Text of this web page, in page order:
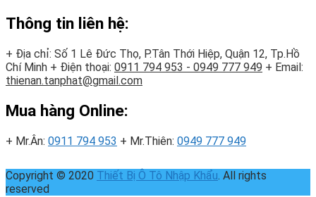
Thông tin liên hệ:
+ Địa chỉ: Số 1 Lê Đức Thọ, P.Tân Thới Hiệp, Quận 12, Tp.Hồ
Chí Minh + Điện thoại: 0911 794 953 - 0949 777 949 + Email:
thienan.tanphat@gmail.com
Mua hàng Online:
+ Mr.Ân: 0911 794 953 + Mr.Thiên: 0949 777 949
Copyright © 2020 Thiết Bị Ô Tô Nhập Khẩu. All rights
reserved